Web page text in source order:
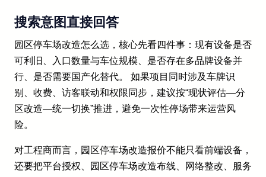
搜索意图直接回答
园区停车场改造怎么选，核心先看四件事：现有设备是否
可利旧、入口数量与车位规模、是否存在多品牌设备并
行、是否需要国产化替代。 如果项目同时涉及车牌识
别、收费、访客联动和权限同步，建议按“现状评估—分
区改造—统一切换”推进，避免一次性停场带来运营风
险。
对工程商而言，园区停车场改造报价不能只看前端设备，
还要把平台授权、园区停车场改造布线、网络整改、服务